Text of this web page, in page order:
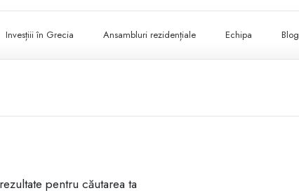
Invesțiii în Grecia Ansambluri rezidențiale Echipa Blog
pentru căutarea ta